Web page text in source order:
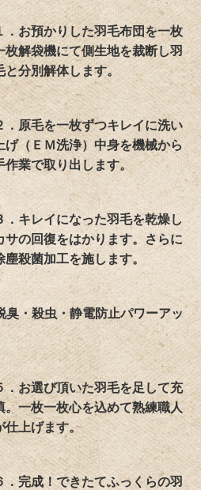
．お預かりした羽毛布団を一枚
枚解袋機にて側生地を裁断し羽
と分別解体します。
．原毛を一枚ずつキレイに洗い
上げ（ＥＭ洗浄）中身を機械から
作業で取り出します。
．キレイになった羽毛を乾燥し
サの回復をはかります。さらに
塵殺菌加工を施します。
臭・殺虫・静電防止パワーアッ
．お選び頂いた羽毛を足して充
。一枚一枚心を込めて熟練職人
仕上げます。
．完成！できたてふっくらの羽